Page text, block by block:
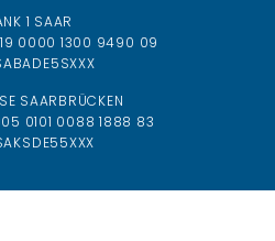
1 SAAR
0000 1300 9490 09
SAARBRÜCKEN
0101 0088 1888 83